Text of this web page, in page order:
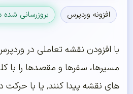
افزونه وردپرس بروزرسانی شده
با افزودن نقشه تعاملی در
مسیرها، سفرها و مقصدها را با
های نقشه پیدا